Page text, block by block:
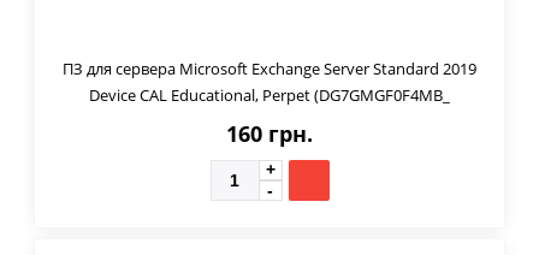
ПЗ для сервера Microsoft Exchange Server Standard 2019
Device CAL Educational, Perpet (DG7GMGF0F4MB_
160 грн.